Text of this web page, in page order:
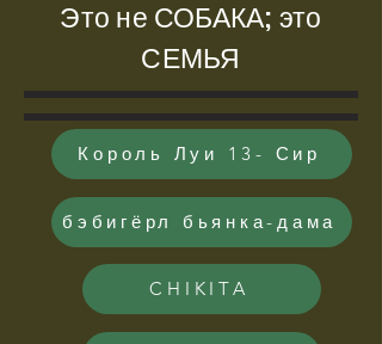
Это не СОБАКА; это
СЕМЬЯ
Король Луи 13- Сир
бэбигёрл бьянка-дама
CHIKITA